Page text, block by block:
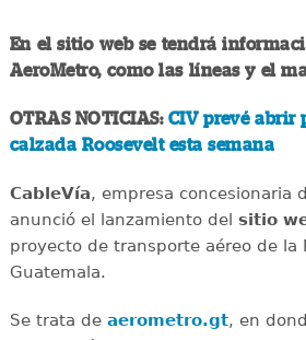
En el sitio web se tendrá
AeroMetro, como las líneas y el
OTRAS NOTICIAS: CIV prevé abrir
calzada Roosevelt esta semana
CableVía, empresa concesionaria
anunció el lanzamiento del sitio
proyecto de transporte aéreo de la
Guatemala.
Se trata de aerometro.gt, en